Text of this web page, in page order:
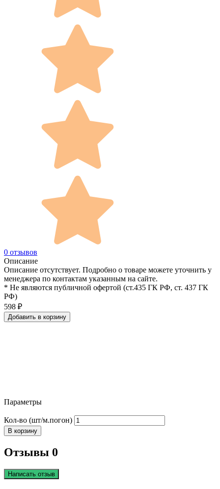
0 отзывов
Описание
Описание отсутствует. Подробно о товаре можете уточнить у
менеджера по контактам указанным на сайте.
* Не являются публичной офертой (ст.435 ГК РФ, cт. 437 ГК
РФ)
598 ₽
Добавить в корзину
Параметры
Кол-во (шт/м.погон)
В корзину
Отзывы 0
Написать отзыв